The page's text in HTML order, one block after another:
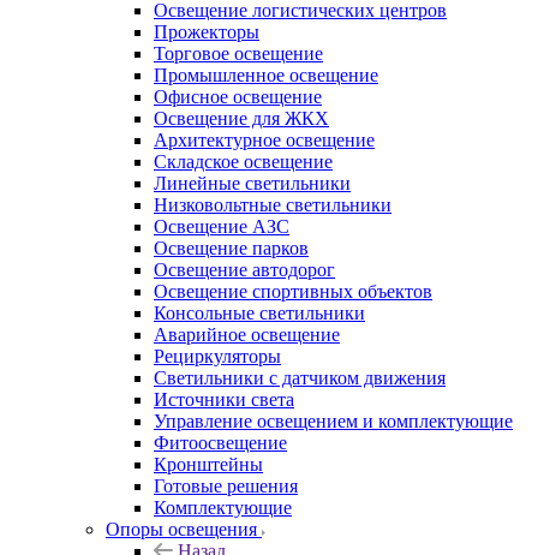
Освещение логистических центров
Прожекторы
Торговое освещение
Промышленное освещение
Офисное освещение
Освещение для ЖКХ
Архитектурное освещение
Складское освещение
Линейные светильники
Низковольтные светильники
Освещение АЗС
Освещение парков
Освещение автодорог
Освещение спортивных объектов
Консольные светильники
Аварийное освещение
Рециркуляторы
Светильники с датчиком движения
Источники света
Управление освещением и комплектующие
Фитоосвещение
Кронштейны
Готовые решения
Комплектующие
Опоры освещения
Назад